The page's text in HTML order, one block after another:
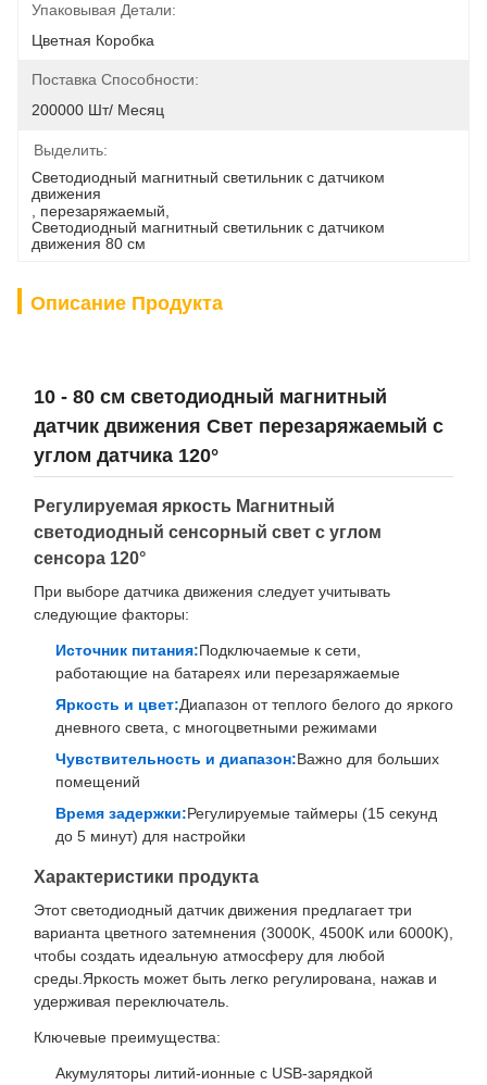
Упаковывая Детали:
Цветная Коробка
Поставка Способности:
200000 Шт/ Месяц
Выделить:
Светодиодный магнитный светильник с датчиком
движения
перезаряжаемый
Светодиодный магнитный светильник с датчиком
движения 80 см
Описание Продукта
10 - 80 см светодиодный магнитный
датчик движения Свет перезаряжаемый с
углом датчика 120°
Регулируемая яркость Магнитный
светодиодный сенсорный свет с углом
сенсора 120°
При выборе датчика движения следует учитывать
следующие факторы:
Источник питания:Подключаемые к сети,
работающие на батареях или перезаряжаемые
Яркость и цвет:Диапазон от теплого белого до яркого
дневного света, с многоцветными режимами
Чувствительность и диапазон:Важно для больших
помещений
Время задержки:Регулируемые таймеры (15 секунд
до 5 минут) для настройки
Характеристики продукта
Этот светодиодный датчик движения предлагает три
варианта цветного затемнения (3000K, 4500K или 6000K),
чтобы создать идеальную атмосферу для любой
среды.Яркость может быть легко регулирована, нажав и
удерживая переключатель.
Ключевые преимущества:
Акумуляторы литий-ионные с USB-зарядкой